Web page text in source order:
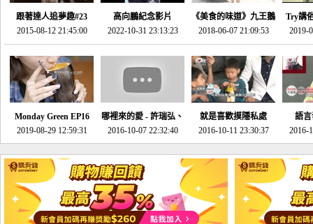
跟著達人追夢趣#23
promo-我想開間咖啡
館(謝佳凌)
2015-08-12 21:45:00
高向鵬紀念影片
2022-10-31 23:13:23
《美食的味道》九王鵝
肉
2018-06-07 21:09:53
Try講
2019-
Monday Green EP16
超意外~環保原來可以
邊玩邊做！
2019-08-29 12:59:31
哪裡來的愛 - 許瑞弘、
李其芬
2016-10-07 22:32:40
就是喜歡摸隱私處
2016-10-11 23:30:37
語
2016-